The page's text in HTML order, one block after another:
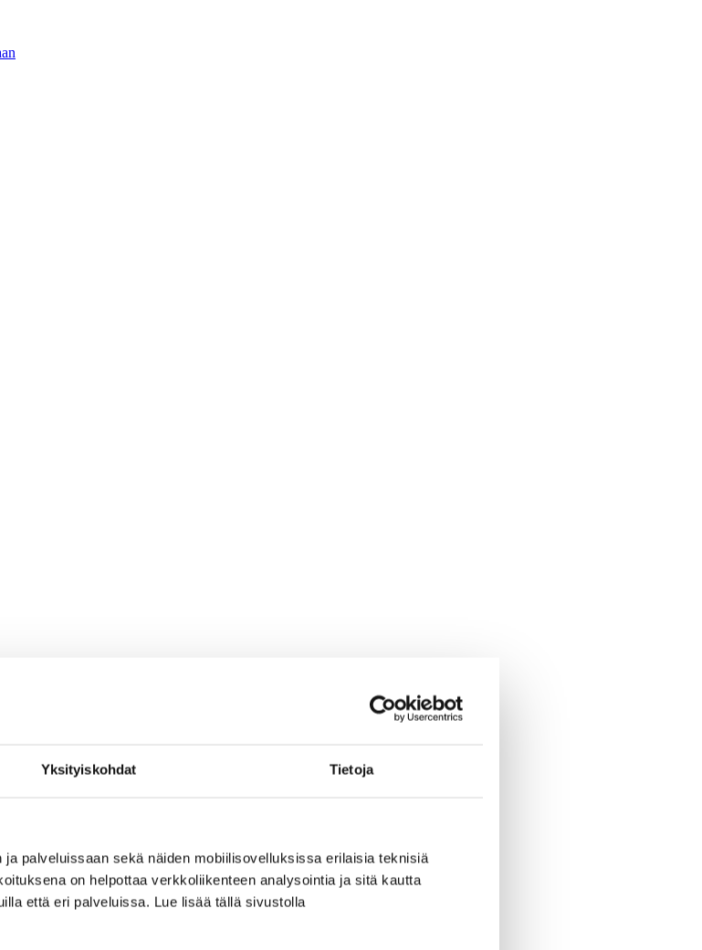
Yksityiskohdat Tietoja
palveluissaan sekä näiden mobiilisovelluksissa erilaisia teknisiä
on helpottaa verkkoliikenteen analysointia ja sitä kautta
että eri palveluissa. Lue lisää tällä sivustolla